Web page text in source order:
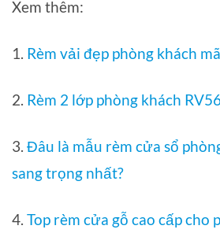
Xem thêm:
1. Rèm vải đẹp phòng khách
2. Rèm 2 lớp phòng khách
3. Đâu là mẫu rèm cửa sổ
sang trọng nhất?
4. Top rèm cửa gỗ cao cấp cho